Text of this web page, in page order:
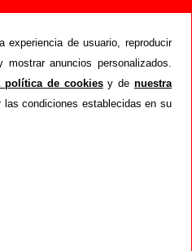
experiencia de usuario, reproducir
anuncios personalizados.
política de cookiesy denuestra
condiciones establecidas en su
corregir la existente mediante el
.Gracias por tu